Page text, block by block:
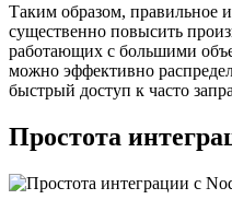
Таким образом, правильное
существенно повысить
работающих с большими
можно эффективно
быстрый доступ к часто
Простота